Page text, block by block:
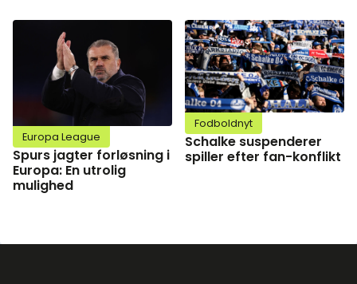
Europa League
Spurs jagter forløsning i
Europa: En utrolig
mulighed
Fodboldnyt
Schalke suspenderer
spiller efter fan-konflikt